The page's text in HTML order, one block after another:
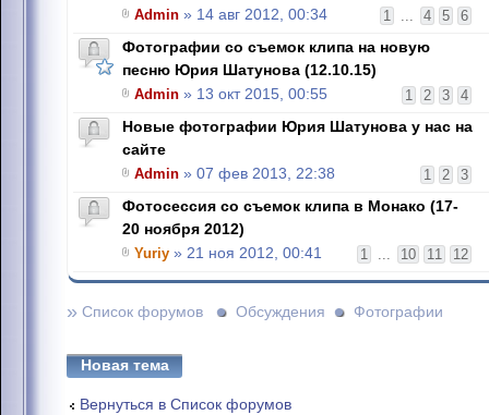
1 ... 4 5 6
Admin » 14 авг 2012, 00:34
Фотографии со съемок клипа на новую
песню Юрия Шатунова (12.10.15)
1 2 3 4
Admin » 13 окт 2015, 00:55
Новые фотографии Юрия Шатунова у нас на
сайте
1 2 3
Admin » 07 фев 2013, 22:38
Фотосессия со съемок клипа в Монако (17-
20 ноября 2012)
1 ... 10 11 12
Yuriy » 21 ноя 2012, 00:41
» Список форумов Обсуждения Фотографии
Новая тема
Вернуться в Список форумов